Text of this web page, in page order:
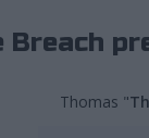
Breach
Thomas "